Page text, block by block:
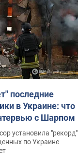
последние
в Украине: что
с Шарпом
установила "рекорд"
по Украине